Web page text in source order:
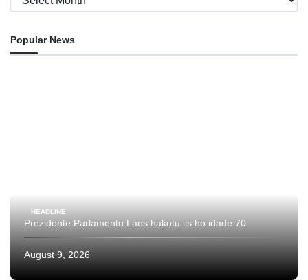
Popular News
HEADLINE
Prezidente Parlamentu Laos hakotu iis ho idade 70
August 9, 2026